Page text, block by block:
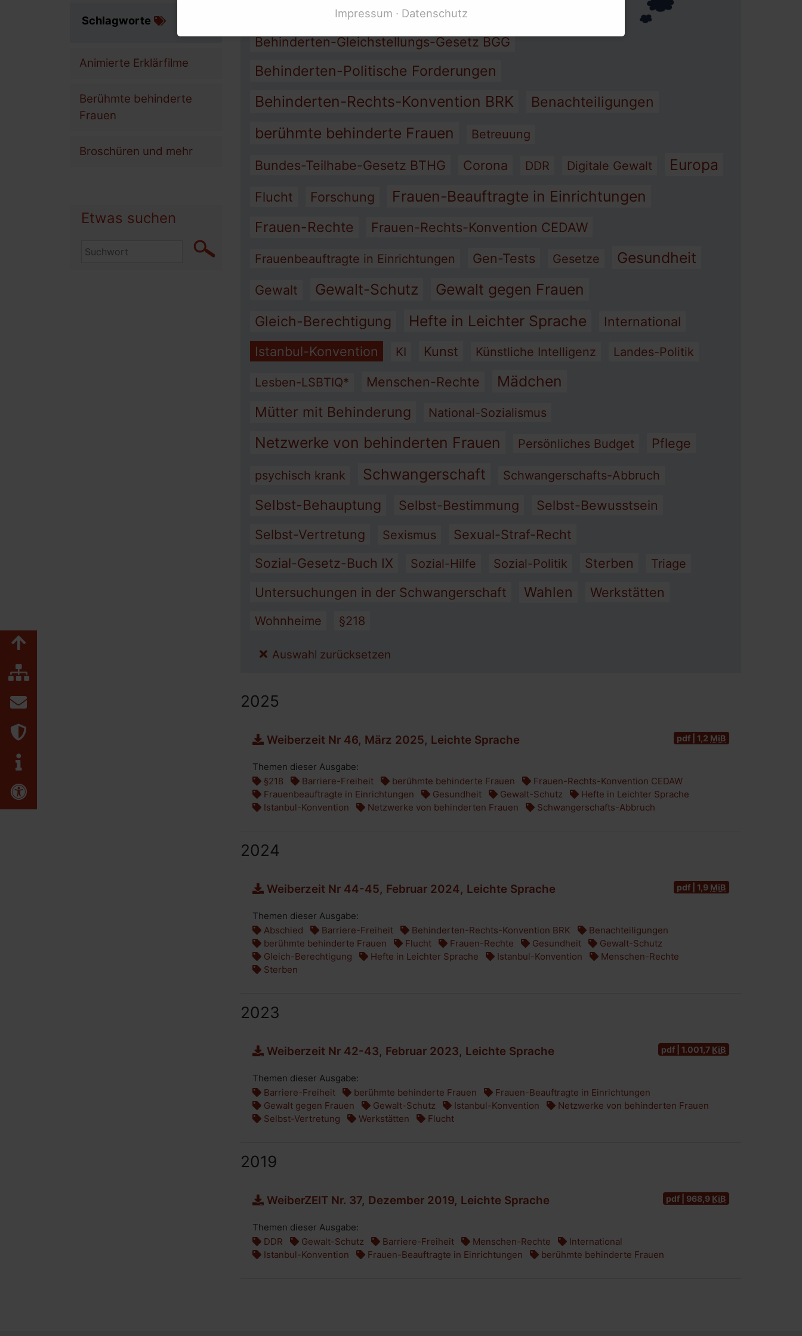
Armut Assistenz Barriere-Freiheit
Behinderten-Gleichstellungs-Gesetz BGG
Behinderten-Politische Forderungen
Behinderten-Rechts-Konvention BRK Benachteiligungen
berühmte behinderte Frauen Betreuung
Bundes-Teilhabe-Gesetz BTHG Corona DDR Digitale Gewalt Europa
Flucht Forschung Frauen-Beauftragte in Einrichtungen
Frauen-Rechte Frauen-Rechts-Konvention CEDAW
Frauenbeauftragte in Einrichtungen Gen-Tests Gesetze Gesundheit
Gewalt Gewalt-Schutz Gewalt gegen Frauen
Gleich-Berechtigung Hefte in Leichter Sprache
International
Istanbul-Konvention
KI Kunst Künstliche Intelligenz Landes-Politik
Lesben-LSBTIQ* Menschen-Rechte Mädchen
Mütter mit Behinderung National-Sozialismus
Netzwerke von behinderten Frauen Persönliches Budget Pflege
psychisch krank Schwangerschaft Schwangerschafts-Abbruch
Selbst-Behauptung Selbst-Bestimmung
Selbst-Bewusstsein
Selbst-Vertretung
Sexismus
Sexual-Straf-Recht
Sozial-Gesetz-Buch IX
Sozial-Hilfe Sozial-Politik Sterben Triage
Untersuchungen in der Schwangerschaft Wahlen Werkstätten
Wohnheime §218
Auswahl zurücksetzen
2025
Weiberzeit Nr 46, März 2025, Leichte Sprache pdf | 1,2 MiB
Themen dieser Ausgabe:
§218
Barriere-Freiheit berühmte behinderte Frauen
Frauen-Rechts-Konvention CEDAW
Frauenbeauftragte in Einrichtungen
Gesundheit Gewalt-Schutz
Hefte in Leichter Sprache
Istanbul-Konvention
Netzwerke von behinderten Frauen Schwangerschafts-Abbruch
2024
Weiberzeit Nr 44-45, Februar 2024, Leichte Sprache pdf | 1,9 MiB
Themen dieser Ausgabe:
Abschied
Barriere-Freiheit Behinderten-Rechts-Konvention BRK
Benachteiligungen
berühmte behinderte Frauen
Flucht Frauen-Rechte Gesundheit
Gewalt-Schutz
Gleich-Berechtigung
Hefte in Leichter Sprache Istanbul-Konvention
Menschen-Rechte
Sterben
2023
Weiberzeit Nr 42-43, Februar 2023, Leichte Sprache pdf | 1.001,7 KiB
Themen dieser Ausgabe:
Barriere-Freiheit
berühmte behinderte Frauen
Frauen-Beauftragte in Einrichtungen
Gewalt gegen Frauen
Gewalt-Schutz Istanbul-Konvention
Netzwerke von behinderten Frauen
Selbst-Vertretung
Werkstätten Flucht
2019
WeiberZEIT Nr. 37, Dezember 2019, Leichte Sprache pdf | 968,9 KiB
Themen dieser Ausgabe:
DDR
Gewalt-Schutz Barriere-Freiheit Menschen-Rechte
International
Istanbul-Konvention
Frauen-Beauftragte in Einrichtungen berühmte behinderte Frauen
Schlagworte
Animierte Erklärfilme
Berühmte behinderte
Frauen
Broschüren und mehr
Etwas suchen
Zum Seitenanfang
Inhaltsübersicht
Kontakt
Erklärung zur Barrierefreiheit
Impressum
Datenschutz